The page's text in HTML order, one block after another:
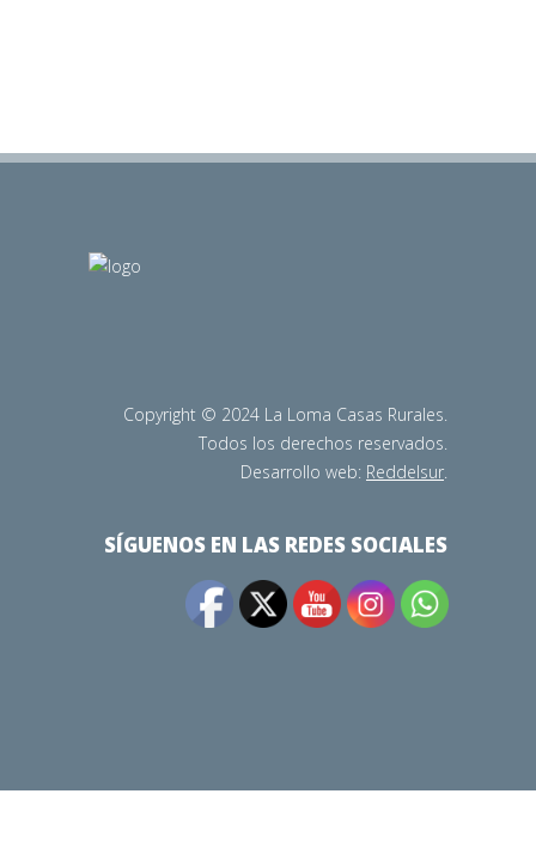
Copyright © 2024 La Loma Casas Rurales.
Todos los derechos reservados.
Desarrollo web: Reddelsur
SÍGUENOS EN LAS REDES SOCIALES